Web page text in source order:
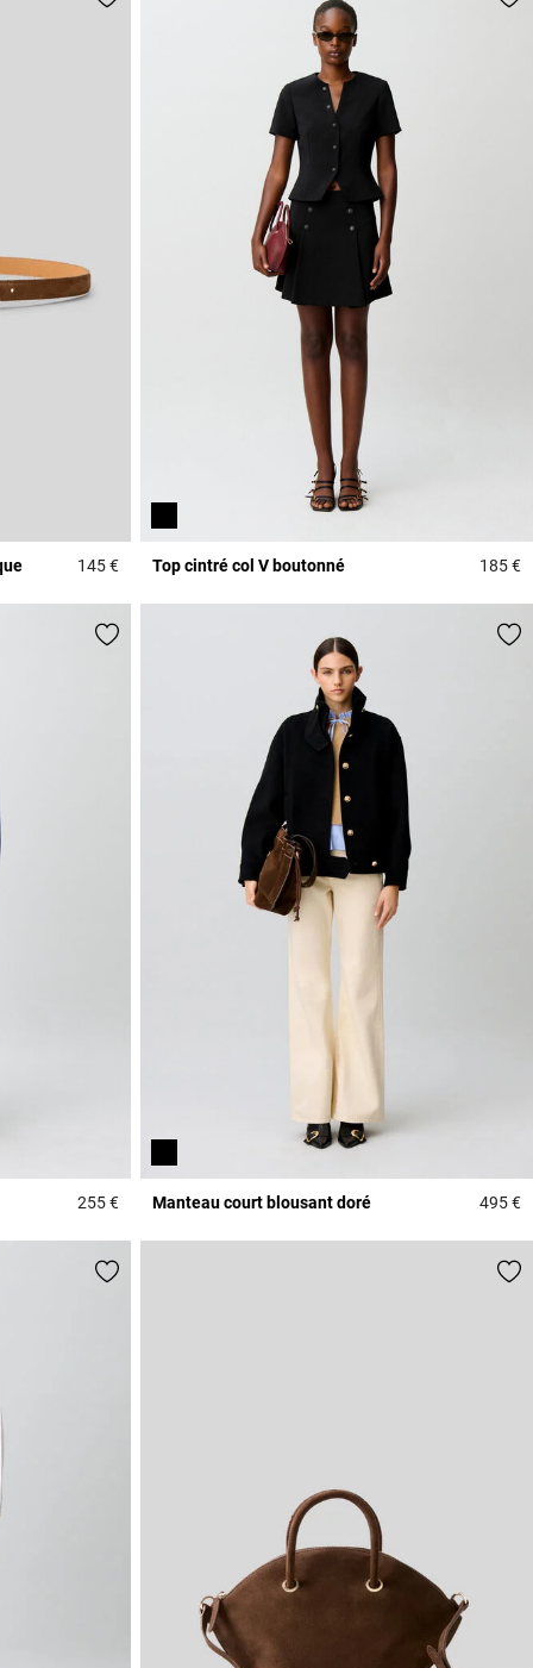
145 €5 out of 5 Customer Rating
Top cintré col V boutonné 185 €
255 €3,1 out of 5 Customer Rating
Manteau court blousant doré 495 €